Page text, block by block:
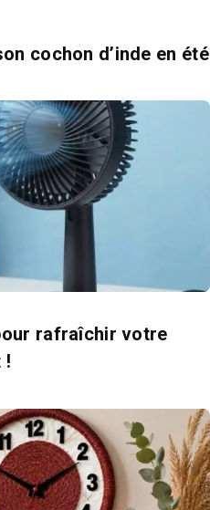
cochon d’inde en été
rafraîchir votre
!